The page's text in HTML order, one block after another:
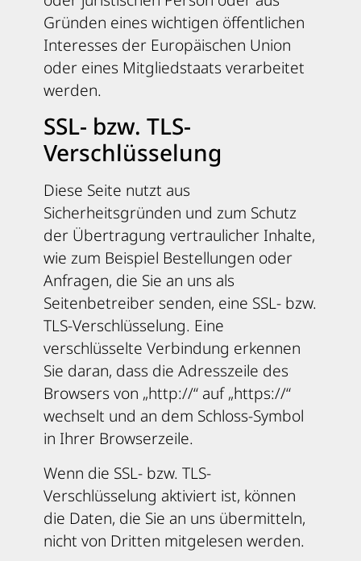
Gründen eines wichtigen öffentlichen
Interesses der Europäischen Union
oder eines Mitgliedstaats verarbeitet
werden.
SSL- bzw. TLS-
Verschlüsselung
Diese Seite nutzt aus
Sicherheitsgründen und zum Schutz
der Übertragung vertraulicher Inhalte,
wie zum Beispiel Bestellungen oder
Anfragen, die Sie an uns als
Seitenbetreiber senden, eine SSL- bzw.
TLS-Verschlüsselung. Eine
verschlüsselte Verbindung erkennen
Sie daran, dass die Adresszeile des
Browsers von „http://“ auf „https://“
wechselt und an dem Schloss-Symbol
in Ihrer Browserzeile.
Wenn die SSL- bzw. TLS-
Verschlüsselung aktiviert ist, können
die Daten, die Sie an uns übermitteln,
nicht von Dritten mitgelesen werden.